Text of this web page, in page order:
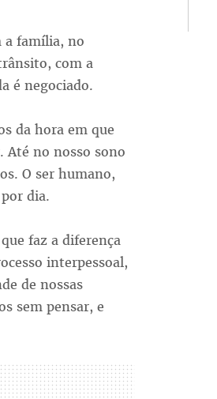
a família, no
com a
é negociado.
da hora em que
Até no nosso sono
O ser humano,
dia.
faz a diferença
interpessoal,
de nossas
sem pensar, e